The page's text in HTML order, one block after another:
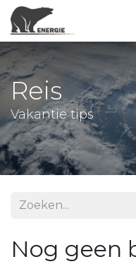
Reis
Vakantie tips
Nog geen